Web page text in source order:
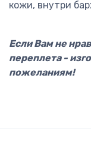
кожи, внутри
Если Вам не
переплета -
пожеланиям!